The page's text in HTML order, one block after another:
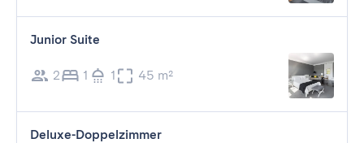
Junior Suite
2 1 1 45 m²
Deluxe-Doppelzimmer